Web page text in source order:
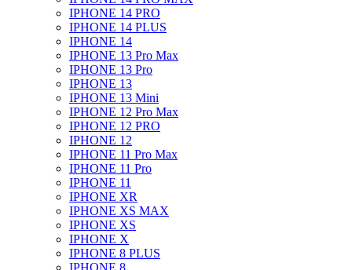
IPHONE 14 PRO
IPHONE 14 PLUS
IPHONE 14
IPHONE 13 Pro Max
IPHONE 13 Pro
IPHONE 13
IPHONE 13 Mini
IPHONE 12 Pro Max
IPHONE 12 PRO
IPHONE 12
IPHONE 11 Pro Max
IPHONE 11 Pro
IPHONE 11
IPHONE XR
IPHONE XS MAX
IPHONE XS
IPHONE X
IPHONE 8 PLUS
IPHONE 8